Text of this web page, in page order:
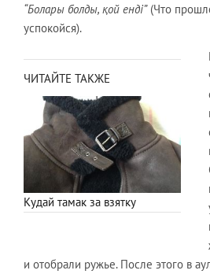
“Болары болды, қой енді”(Что
успокойся).
ЧИТАЙТЕ ТАКЖЕ
Кудай тамак за взятку
и отобрали ружье. После этого в